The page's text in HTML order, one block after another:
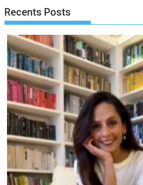
Recents Posts